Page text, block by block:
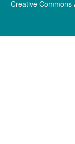
Creative Commons